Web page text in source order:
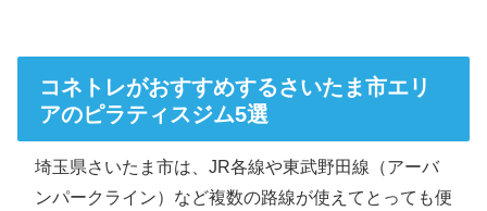
コネトレがおすすめするさいたま市エリ
アのピラティスジム5選
埼玉県さいたま市は、JR各線や東武野田線（アーバ
ンパークライン）など複数の路線が使えてとっても便